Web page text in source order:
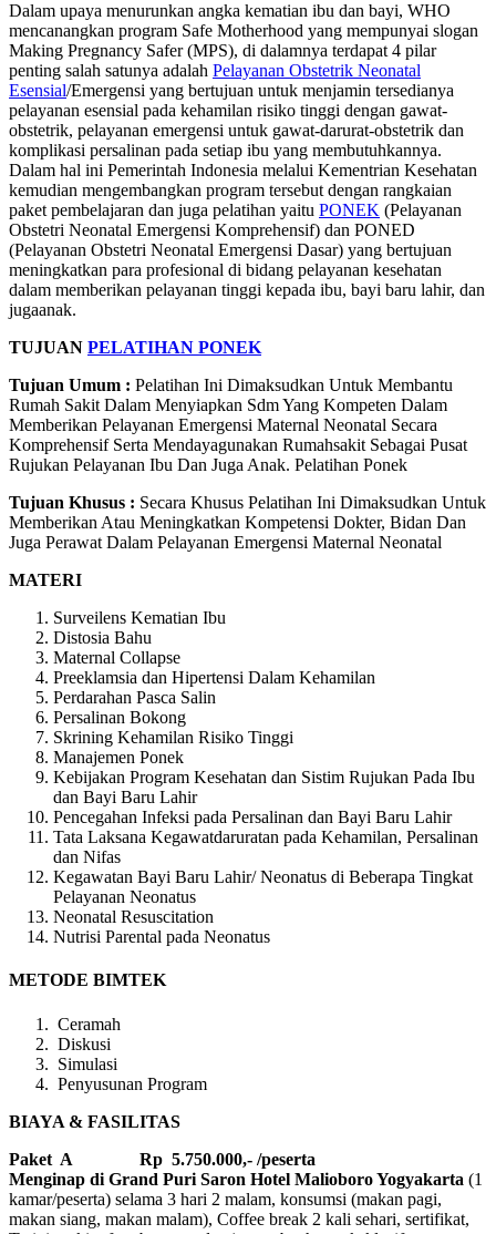
Dalam upaya menurunkan angka kematian ibu dan bayi, WHO
mencanangkan program Safe Motherhood yang mempunyai slogan
Making Pregnancy Safer (MPS), di dalamnya terdapat 4 pilar
penting salah satunya adalah Pelayanan Obstetrik Neonatal
Esensial/Emergensi yang bertujuan untuk menjamin tersedianya
pelayanan esensial pada kehamilan risiko tinggi dengan gawat-
obstetrik, pelayanan emergensi untuk gawat-darurat-obstetrik dan
komplikasi persalinan pada setiap ibu yang membutuhkannya.
Dalam hal ini Pemerintah Indonesia melalui Kementrian Kesehatan
kemudian mengembangkan program tersebut dengan rangkaian
paket pembelajaran dan juga pelatihan yaitu PONEK (Pelayanan
Obstetri Neonatal Emergensi Komprehensif) dan PONED
(Pelayanan Obstetri Neonatal Emergensi Dasar) yang bertujuan
meningkatkan para profesional di bidang pelayanan kesehatan
dalam memberikan pelayanan tinggi kepada ibu, bayi baru lahir, dan
jugaanak.
TUJUAN PELATIHAN PONEK
Tujuan Umum : Pelatihan Ini Dimaksudkan Untuk Membantu
Rumah Sakit Dalam Menyiapkan Sdm Yang Kompeten Dalam
Memberikan Pelayanan Emergensi Maternal Neonatal Secara
Komprehensif Serta Mendayagunakan Rumahsakit Sebagai Pusat
Rujukan Pelayanan Ibu Dan Juga Anak. Pelatihan Ponek
Tujuan Khusus : Secara Khusus Pelatihan Ini Dimaksudkan Untuk
Memberikan Atau Meningkatkan Kompetensi Dokter, Bidan Dan
Juga Perawat Dalam Pelayanan Emergensi Maternal Neonatal
MATERI
Surveilens Kematian Ibu
Distosia Bahu
Maternal Collapse
Preeklamsia dan Hipertensi Dalam Kehamilan
Perdarahan Pasca Salin
Persalinan Bokong
Skrining Kehamilan Risiko Tinggi
Manajemen Ponek
Kebijakan Program Kesehatan dan Sistim Rujukan Pada Ibu
dan Bayi Baru Lahir
Pencegahan Infeksi pada Persalinan dan Bayi Baru Lahir
Tata Laksana Kegawatdaruratan pada Kehamilan, Persalinan
dan Nifas
Kegawatan Bayi Baru Lahir/ Neonatus di Beberapa Tingkat
Pelayanan Neonatus
Neonatal Resuscitation
Nutrisi Parental pada Neonatus
METODE BIMTEK
Ceramah
Diskusi
Simulasi
Penyusunan Program
BIAYA & FASILITAS
Paket A Rp 5.750.000,- /peserta
Menginap di Grand Puri Saron Hotel Malioboro Yogyakarta (1
kamar/peserta) selama 3 hari 2 malam, konsumsi (makan pagi,
makan siang, makan malam), Coffee break 2 kali sehari, sertifikat,